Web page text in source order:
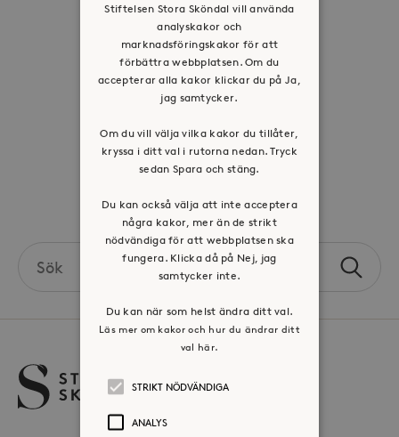
Tillgänglighetsredogörelse
Visselblåsartjänst
Press & mediakontakt
Volontär hos Stora Sköndal
the
Sök
Stiftelsen Stora Sköndal vill använda
analyskakor och
marknadsföringskakor för att
förbättra webbplatsen. Om du
accepterar alla kakor klickar du på Ja,
jag samtycker.
Om du vill välja vilka kakor du tillåter,
kryssa i ditt val i rutorna nedan. Tryck
sedan Spara och stäng.
Du kan också välja att inte acceptera
några kakor, mer än de strikt
nödvändiga för att webbplatsen ska
fungera. Klicka då på Nej, jag
samtycker inte.
Du kan när som helst ändra ditt val.
Läs mer om kakor och hur du ändrar ditt
val här.
STRIKT NÖDVÄNDIGA
ANALYS